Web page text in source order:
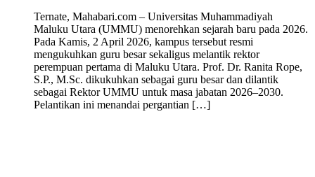
Ternate, Mahabari.com – Universitas Muhammadiyah
Maluku Utara (UMMU) menorehkan sejarah baru pada 2026.
Pada Kamis, 2 April 2026, kampus tersebut resmi
mengukuhkan guru besar sekaligus melantik rektor
perempuan pertama di Maluku Utara. Prof. Dr. Ranita Rope,
S.P., M.Sc. dikukuhkan sebagai guru besar dan dilantik
sebagai Rektor UMMU untuk masa jabatan 2026–2030.
Pelantikan ini menandai pergantian […]